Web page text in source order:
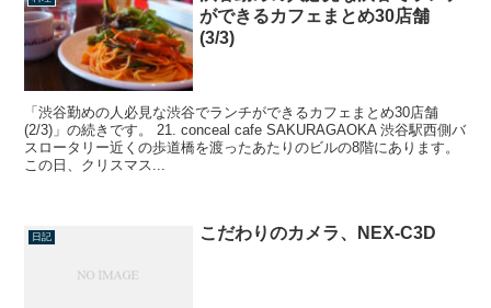
ができるカフェまとめ30店舗
(3/3)
「渋谷勤めの人必見な渋谷でランチができるカフェまとめ30店舗
(2/3)」の続きです。 21. conceal cafe SAKURAGAOKA 渋谷駅西側バ
スロータリー近くの歩道橋を渡ったあたりのビルの8階にあります。
この日、クリスマス...
日記 こだわりのカメラ、NEX-C3D